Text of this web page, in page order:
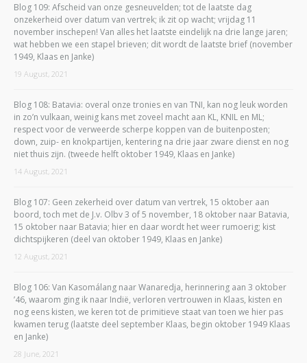
Blog 109: Afscheid van onze gesneuvelden; tot de laatste dag
onzekerheid over datum van vertrek; ik zit op wacht; vrijdag 11
november inschepen! Van alles het laatste eindelijk na drie lange jaren;
wat hebben we een stapel brieven; dit wordt de laatste brief (november
1949, Klaas en Janke)
19 August, 2021
Blog 108: Batavia: overal onze tronies en van TNI, kan nog leuk worden
in zo’n vulkaan, weinig kans met zoveel macht aan KL, KNIL en ML;
respect voor de verweerde scherpe koppen van de buitenposten;
down, zuip- en knokpartijen, kentering na drie jaar zware dienst en nog
niet thuis zijn. (tweede helft oktober 1949, Klaas en Janke)
14 August, 2021
Blog 107: Geen zekerheid over datum van vertrek, 15 oktober aan
boord, toch met de J.v. Olbv 3 of 5 november, 18 oktober naar Batavia,
15 oktober naar Batavia; hier en daar wordt het weer rumoerig; kist
dichtspijkeren (deel van oktober 1949, Klaas en Janke)
12 August, 2021
Blog 106: Van Kasomálang naar Wanaredja, herinnering aan 3 oktober
’46, waarom ging ik naar Indië, verloren vertrouwen in Klaas, kisten en
nog eens kisten, we keren tot de primitieve staat van toen we hier pas
kwamen terug (laatste deel september Klaas, begin oktober 1949 Klaas
en Janke)
28 June, 2021